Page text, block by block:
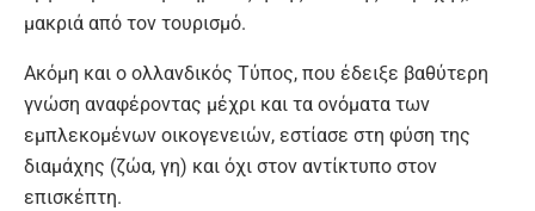
μακριά από τον τουρισμό.
Ακόμη και ο ολλανδικός Τύπος, που έδειξε βαθύτερη
γνώση αναφέροντας μέχρι και τα ονόματα των
εμπλεκομένων οικογενειών, εστίασε στη φύση της
διαμάχης (ζώα, γη) και όχι στον αντίκτυπο στον
επισκέπτη.